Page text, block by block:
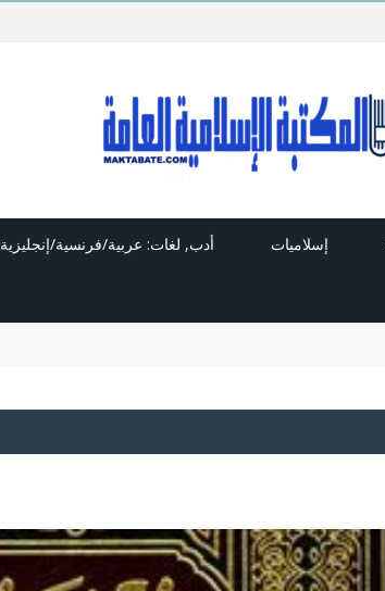
إسلاميات أدب, لغات: عربية/فرنسية/إنجليزية